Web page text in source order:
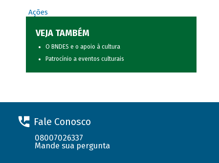
Ações
VEJA TAMBÉM
O BNDES e o apoio à cultura
Patrocínio a eventos culturais
Fale Conosco
08007026337
Mande sua pergunta